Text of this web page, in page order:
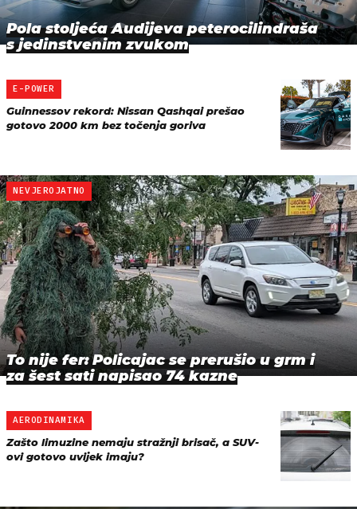
Pola stoljeća Audijeva peterocilindraša
s jedinstvenim zvukom
E-POWER
Guinnessov rekord: Nissan Qashqai prešao
gotovo 2000 km bez točenja goriva
NEVJEROJATNO
To nije fer: Policajac se prerušio u grm i
za šest sati napisao 74 kazne
AERODINAMIKA
Zašto limuzine nemaju stražnji brisač, a SUV-
ovi gotovo uvijek imaju?